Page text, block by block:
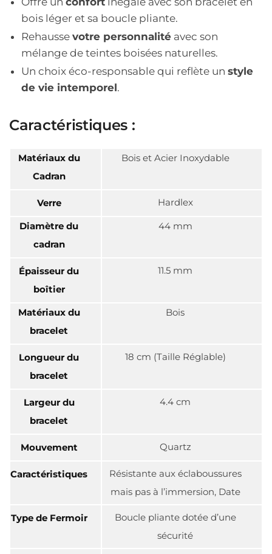
bois léger et sa boucle pliante.
Rehausse votre personnalité avec son
mélange de teintes boisées naturelles.
Un choix éco-responsable qui reflète un style
de vie intemporel.
Caractéristiques :
Matériaux du
Cadran
Bois et Acier Inoxydable
Verre Hardlex
Diamètre du
cadran
44 mm
Épaisseur du
boîtier
11.5 mm
Matériaux du
bracelet
Bois
Longueur du
bracelet
18 cm (Taille Réglable)
Largeur du
bracelet
4.4 cm
Mouvement Quartz
Caractéristiques
Résistante aux éclaboussures
mais pas à l’immersion, Date
Type de Fermoir
Boucle pliante dotée d’une
sécurité